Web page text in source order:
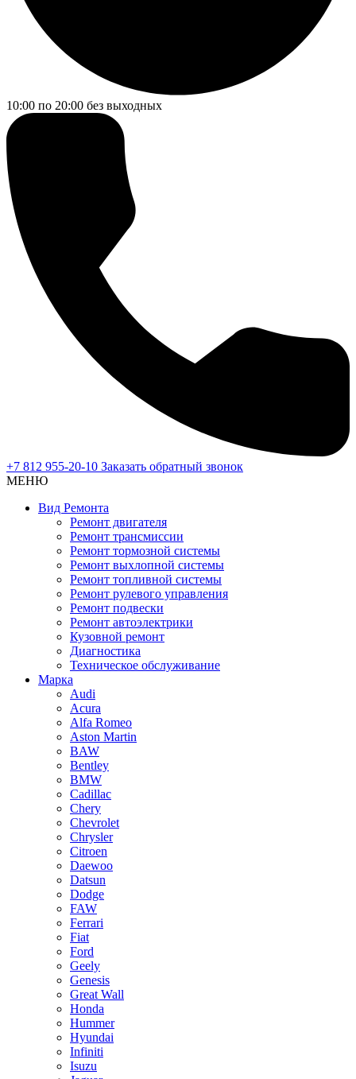
10:00 по 20:00 без выходных
+7 812 955-20-10 Заказать обратный звонок
МЕНЮ
Вид Ремонта
Ремонт двигателя
Ремонт трансмиссии
Ремонт тормозной системы
Ремонт выхлопной системы
Ремонт топливной системы
Ремонт рулевого управления
Ремонт подвески
Ремонт автоэлектрики
Кузовной ремонт
Диагностика
Техническое обслуживание
Марка
Audi
Acura
Alfa Romeo
Aston Martin
BAW
Bentley
BMW
Cadillac
Chery
Chevrolet
Chrysler
Citroen
Daewoo
Datsun
Dodge
FAW
Ferrari
Fiat
Ford
Geely
Genesis
Great Wall
Honda
Hummer
Hyundai
Infiniti
Isuzu